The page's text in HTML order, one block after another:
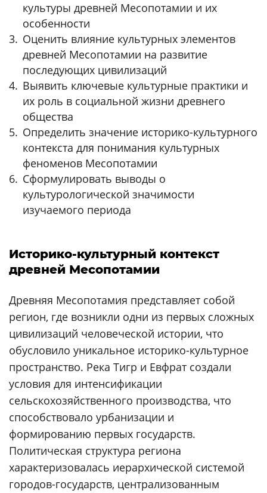
культуры древней Месопотамии и их
особенности
Оценить влияние культурных элементов
древней Месопотамии на развитие
последующих цивилизаций
Выявить ключевые культурные практики и
их роль в социальной жизни древнего
общества
Определить значение историко-культурного
контекста для понимания культурных
феноменов Месопотамии
Сформулировать выводы о
культурологической значимости
изучаемого периода
Историко-культурный контекст
древней Месопотамии
Древняя Месопотамия представляет собой
регион, где возникли одни из первых сложных
цивилизаций человеческой истории, что
обусловило уникальное историко-культурное
пространство. Река Тигр и Евфрат создали
условия для интенсификации
сельскохозяйственного производства, что
способствовало урбанизации и
формированию первых государств.
Политическая структура региона
характеризовалась иерархической системой
городов-государств, централизованным